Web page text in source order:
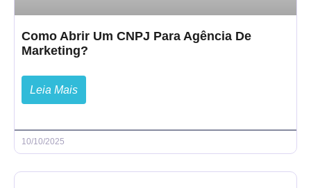
Como Abrir Um CNPJ Para Agência De
Marketing?
Leia Mais
10/10/2025